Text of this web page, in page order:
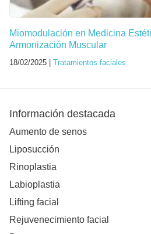
Miomodulación en Medicina
Armonización Muscular
18/02/2025 | Tratamientos faciales
Información destacada
Aumento de senos
Liposucción
Rinoplastia
Labioplastia
Lifting facial
Rejuvenecimiento facial